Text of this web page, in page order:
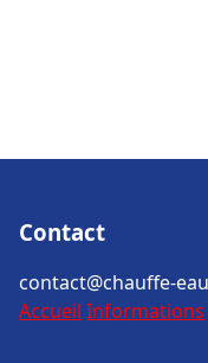
Contact
contact@chauffe-
Accueil Informations